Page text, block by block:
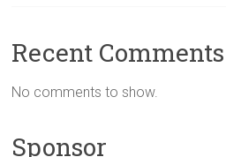
Recent Comments
No comments to show.
Sponsor